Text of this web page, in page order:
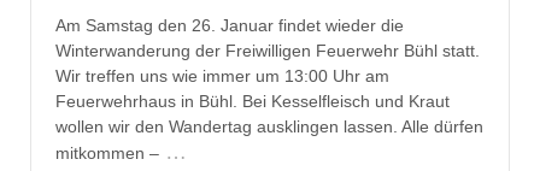
Am Samstag den 26. Januar findet wieder die
Winterwanderung der Freiwilligen Feuerwehr Bühl statt.
Wir treffen uns wie immer um 13:00 Uhr am
Feuerwehrhaus in Bühl. Bei Kesselfleisch und Kraut
wollen wir den Wandertag ausklingen lassen. Alle dürfen
mitkommen – …